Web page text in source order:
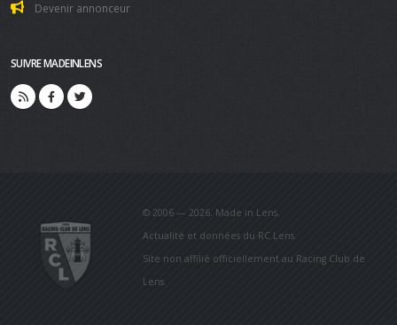
Devenir annonceur
SUIVRE MADEINLENS
© 2006 — 2026. Made in Lens.
Actualité et données du RC Lens.
Site non affilié officiellement au Racing Club de
Lens.